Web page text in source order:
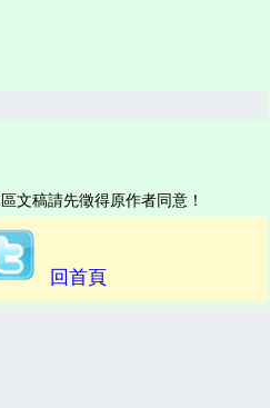
文稿請先徵得原作者同意！
回首頁